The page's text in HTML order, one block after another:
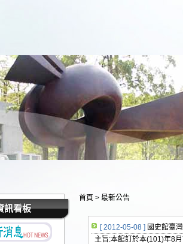
訊看板
首頁 > 最新公告
[ 2012-05-08 ] 國史館臺
主旨:本館訂於本(101)年8